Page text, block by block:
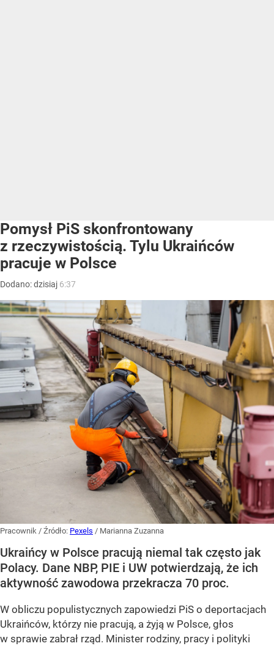
Pomysł PiS skonfrontowany
z rzeczywistością. Tylu Ukraińców
pracuje w Polsce
Dodano:dzisiaj 6:37
Pracownik / Źródło: Pexels / Marianna Zuzanna
Ukraińcy w Polsce pracują niemal tak często jak
Polacy. Dane NBP, PIE i UW potwierdzają, że ich
aktywność zawodowa przekracza 70 proc.
W obliczu populistycznych zapowiedzi PiS o deportacjach
Ukraińców, którzy nie pracują, a żyją w Polsce, głos
w sprawie zabrał rząd. Minister rodziny, pracy i polityki